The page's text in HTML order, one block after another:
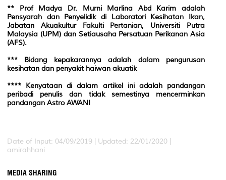
** Prof Madya Dr. Murni Marlina Abd Karim adalah
Pensyarah dan Penyelidik di Laboratori Kesihatan Ikan,
Jabatan Akuakultur Fakulti Pertanian, Universiti Putra
Malaysia (UPM) dan Setiausaha Persatuan Perikanan Asia
(AFS).
*** Bidang kepakarannya adalah dalam pengurusan
kesihatan dan penyakit haiwan akuatik
**** Kenyataan di dalam artikel ini adalah pandangan
peribadi penulis dan tidak semestinya mencerminkan
pandangan Astro AWANI
Date of Input: 04/09/2019 | Updated: 22/01/2020 |
amirahhani
MEDIA SHARING